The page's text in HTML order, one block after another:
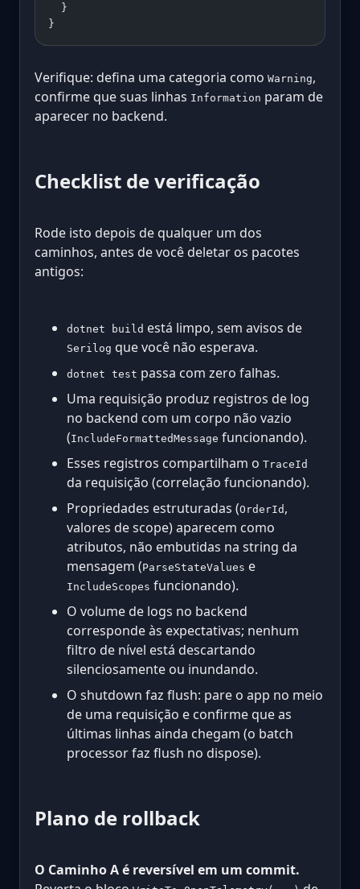
  }
}
Verifique: defina uma categoria como Warning,
confirme que suas linhas Information param de
aparecer no backend.
Checklist de verificação
Rode isto depois de qualquer um dos
caminhos, antes de você deletar os pacotes
antigos:
dotnet build está limpo, sem avisos de
Serilog que você não esperava.
dotnet test passa com zero falhas.
Uma requisição produz registros de log
no backend com um corpo não vazio
(IncludeFormattedMessage funcionando).
Esses registros compartilham o TraceId
da requisição (correlação funcionando).
Propriedades estruturadas (OrderId ,
valores de scope) aparecem como
atributos, não embutidas na string da
mensagem (ParseStateValues e
IncludeScopes funcionando).
O volume de logs no backend
corresponde às expectativas; nenhum
filtro de nível está descartando
silenciosamente ou inundando.
O shutdown faz flush: pare o app no meio
de uma requisição e confirme que as
últimas linhas ainda chegam (o batch
processor faz flush no dispose).
Plano de rollback
O Caminho A é reversível em um commit.